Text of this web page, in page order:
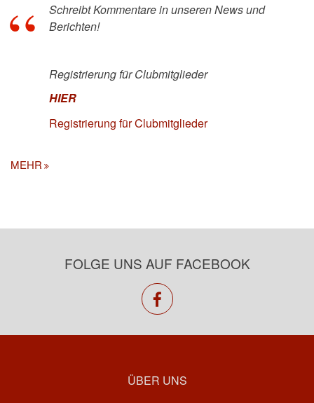
Schreibt Kommentare in unseren News und
Berichten!
Registrierung für Clubmitglieder
HIER
Registrierung für Clubmitglieder
MEHR
FOLGE UNS AUF FACEBOOK
facebook
ÜBER UNS